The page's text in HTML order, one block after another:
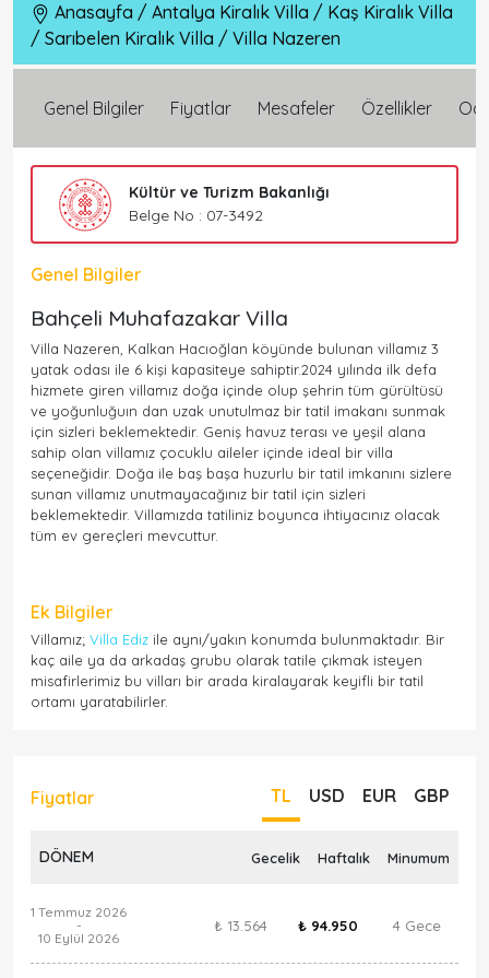
Anasayfa / Antalya Kiralık Villa / Kaş Kiralık Villa
/ Sarıbelen Kiralık Villa / Villa Nazeren
Genel Bilgiler Fiyatlar Mesafeler Özellikler
Kültür ve Turizm Bakanlığı
Belge No : 07-3492
Genel Bilgiler
Bahçeli Muhafazakar Villa
Villa Nazeren, Kalkan Hacıoğlan köyünde bulunan villamız 3
yatak odası ile 6 kişi kapasiteye sahiptir.2024 yılında ilk defa
hizmete giren villamız doğa içinde olup şehrin tüm gürültüsü
ve yoğunluğuın dan uzak unutulmaz bir tatil imakanı sunmak
için sizleri beklemektedir. Geniş havuz terası ve yeşil alana
sahip olan villamız çocuklu aileler içinde ideal bir villa
seçeneğidir. Doğa ile baş başa huzurlu bir tatil imkanını sizlere
sunan villamız unutmayacağınız bir tatil için sizleri
beklemektedir. Villamızda tatiliniz boyunca ihtiyacınız olacak
tüm ev gereçleri mevcuttur.
Ek Bilgiler
Villamız; Villa Ediz ile aynı/yakın konumda bulunmaktadır. Bir
kaç aile ya da arkadaş grubu olarak tatile çıkmak isteyen
misafirlerimiz bu vilları bir arada kiralayarak keyifli bir tatil
ortamı yaratabilirler.
Fiyatlar TL USD EUR GBP
DÖNEM Gecelik Haftalık Minumum
1 Temmuz 2026
-
10 Eylül 2026
₺ 13.564 ₺ 94.950 4 Gece